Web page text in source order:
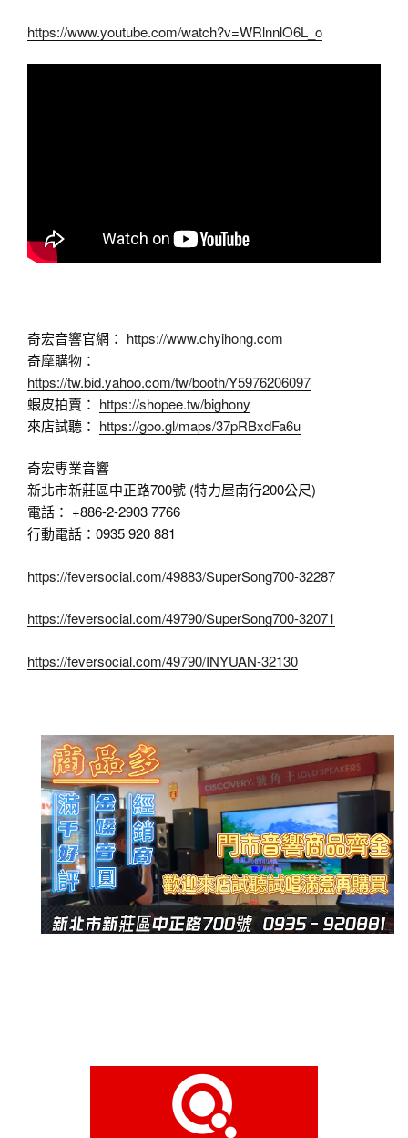
https://www.youtube.com/watch?v=WRlnnlO6L_o
奇宏音響官網： https://www.chyihong.com
奇摩購物：
https://tw.bid.yahoo.com/tw/booth/Y5976206097
蝦皮拍賣： https://shopee.tw/bighony
來店試聽： https://goo.gl/maps/37pRBxdFa6u
奇宏專業音響
新北市新莊區中正路700號 (特力屋南行200公尺)
電話： +886-2-2903 7766
行動電話：0935 920 881
https://feversocial.com/49883/SuperSong700-32287
https://feversocial.com/49790/SuperSong700-32071
https://feversocial.com/49790/INYUAN-32130